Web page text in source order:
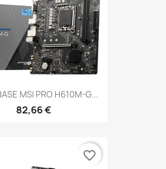
MSI PRO H610M-G...
82,66 €
favorite_border